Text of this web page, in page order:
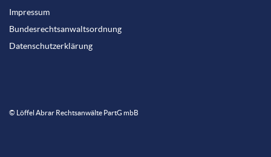
Impressum
Bundesrechtsanwaltsordnung
Datenschutzerklärung
© Löffel Abrar Rechtsanwälte PartG mbB